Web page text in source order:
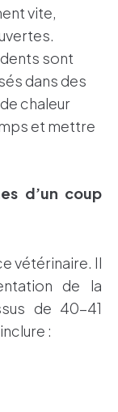
vite,
sont
dans des
chaleur
et mettre
d’un coup
vétérinaire. Il
de la
de 40-41
: